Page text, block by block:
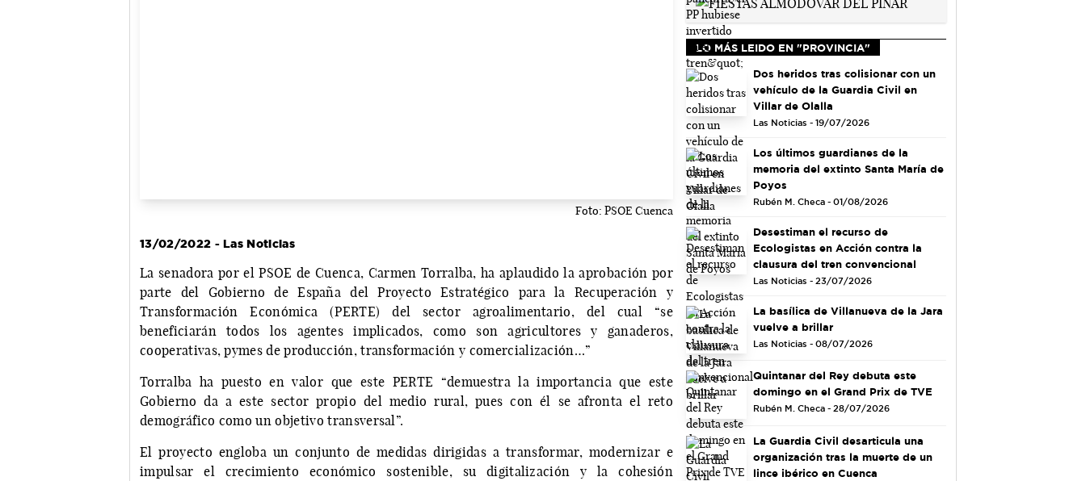
Foto: PSOE Cuenca
13/02/2022 - Las Noticias
La senadora por el PSOE de Cuenca, Carmen Torralba, ha aplaudido la aprobación por
parte del Gobierno de España del Proyecto Estratégico para la Recuperación y
Transformación Económica (PERTE) del sector agroalimentario, del cual “se
beneficiarán todos los agentes implicados, como son agricultores y ganaderos,
cooperativas, pymes de producción, transformación y comercialización…”
Torralba ha puesto en valor que este PERTE “demuestra la importancia que este
Gobierno da a este sector propio del medio rural, pues con él se afronta el reto
demográfico como un objetivo transversal”.
El proyecto engloba un conjunto de medidas dirigidas a transformar, modernizar e
impulsar el crecimiento económico sostenible, su digitalización y la cohesión
LO MÁS LEIDO EN "PROVINCIA"
Dos heridos tras colisionar con un
vehículo de la Guardia Civil en
Villar de Olalla
Las Noticias - 19/07/2026
Los últimos guardianes de la
memoria del extinto Santa María de
Poyos
Rubén M. Checa - 01/08/2026
Desestiman el recurso de
Ecologistas en Acción contra la
clausura del tren convencional
Las Noticias - 23/07/2026
La basílica de Villanueva de la Jara
vuelve a brillar
Las Noticias - 08/07/2026
Quintanar del Rey debuta este
domingo en el Grand Prix de TVE
Rubén M. Checa - 28/07/2026
La Guardia Civil desarticula una
organización tras la muerte de un
lince ibérico en Cuenca